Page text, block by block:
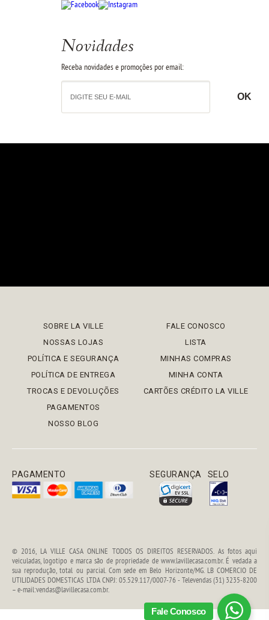
Novidades
Receba novidades e promoções por email:
SOBRE LA VILLE
NOSSAS LOJAS
POLÍTICA E SEGURANÇA
POLÍTICA DE ENTREGA
TROCAS E DEVOLUÇÕES
PAGAMENTOS
NOSSO BLOG
FALE CONOSCO
LISTA
MINHAS COMPRAS
MINHA CONTA
CARTÕES CRÉDITO LA VILLE
PAGAMENTO SEGURANÇA SELO
© 2016, LA VILLE CASA ONLINE TODOS OS DIREITOS RESERVADOS. As fotos aqui
veiculadas, logotipo e marca são de propriedade de www.lavillecasa.com.br. É vedada a
sua reprodução, total ou parcial. Com sede em Belo Horizonte/MG. LB COMERCIO DE
UTILIDADES DOMESTICAS LTDA CNPJ: 05.529.117/0007-76 - Televendas (31) 3235-8200
– e-mail:vendas@lavillecasa.com.br.
Fale Conosco